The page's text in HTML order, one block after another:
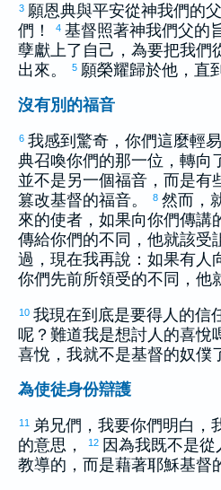
3 願恩典與平安從神我們的
們！
4 基督照著神我們父的
孽獻上了自己，為要把我們
出來。
5 願榮耀歸於他，直
沒有別的福音
6 我感到驚奇，你們這麼輕
典召喚你們的那一位，轉向
並不是另一個福音，而是有
篡改基督的福音。
8 然而，
來的使者，如果向你們傳講
傳給你們的不同，他就該受
過，現在我再說：如果有人
你們先前所領受的不同，他
10 我現在到底是要得人的信
呢？難道我是想討人的喜悅
喜悅，我就不是基督的奴僕
為使徒身份辯護
11
弟兄們，我要你們明白，
的意思，
12 因為我既不是
教導的，而是藉著耶穌基督